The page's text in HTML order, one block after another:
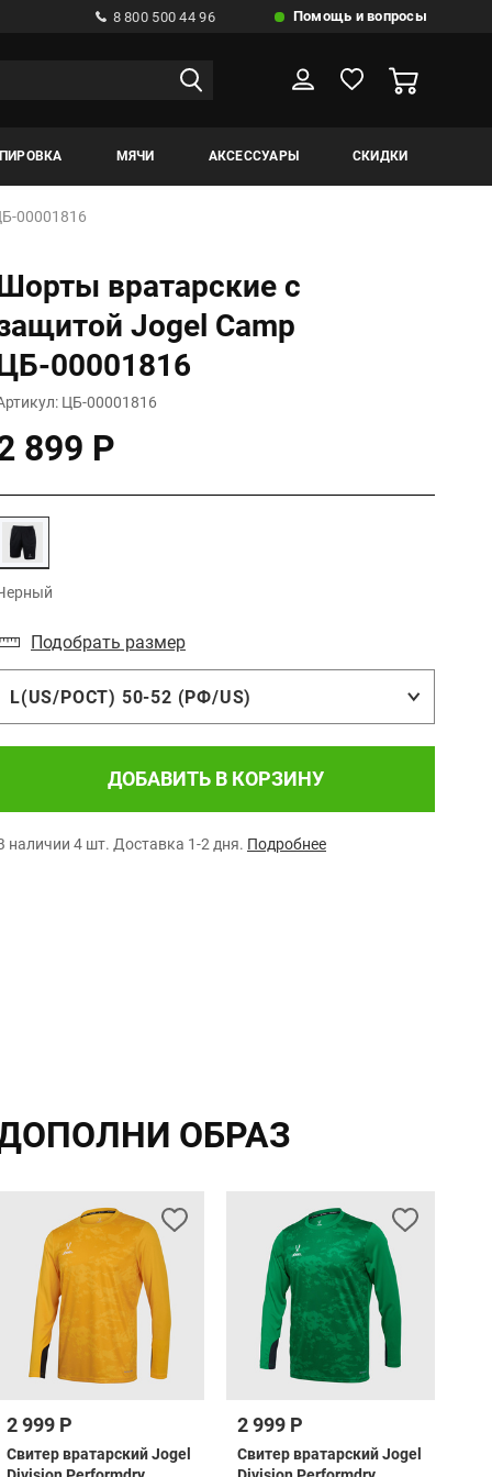
8 800 500 44 96 Помощь и вопросы
МЯЧИ АКСЕССУАРЫ СКИДКИ
00001816
вратарские с
Jogel Camp
00001816
ЦБ-00001816
899 Р
Подобрать размер
L(US/POCТ) 50-52 (РФ/US)
ДОБАВИТЬ В КОРЗИНУ
наличии 4 шт. Доставка 1-2 дня. Подробнее
ОБРАЗ
2 999 Р
Свитер вратарский Jogel
2 999 Р
Свитер вратарский Jogel